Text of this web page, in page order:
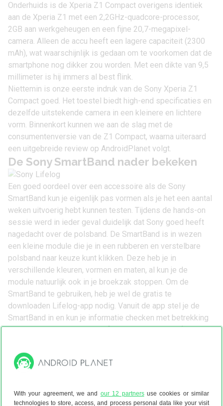
With your agreement, we and our 12 partnersuse cookies or similar
technologies to store, access, and process personal data like your visit
Onderhuids is de Xperia Z1 Compact overigens identiek
aan de Xperia Z1 met een 2,2GHz-quadcore-processor,
2GB aan werkgeheugen en een fijne 20,7-megapixel-
camera. Alleen de accu heeft een lagere capaciteit (2300
mAh), wat waarschijnlijk is gedaan om te voorkomen dat de
smartphone nog dikker zou worden. Met een dikte van 9,5
millimeter is hij immers al best flink.
Niettemin is onze eerste indruk van de Sony Xperia Z1
Compact goed. Het toestel biedt high-end specificaties en
dezelfde uitstekende camera in een kleinere en lichtere
vorm. Binnenkort kunnen we aan de slag met de
consumentenversie van de Z1 Compact, waarna uiteraard
een uitgebreide review op AndroidPlanet volgt.
De Sony SmartBand nader bekeken
Een goed oordeel over een accessoire als de Sony
SmartBand kun je eigenlijk pas vormen als je het een aantal
weken uitvoerig hebt kunnen testen. Tijdens de hands-on
sessie werd in ieder geval duidelijk dat Sony goed heeft
nagedacht over de polsband. De SmartBand is in wezen
een kleine module die je in een rubberen en verstelbare
polsband naar keuze kunt klikken. Deze heb je in
verschillende kleuren, vormen en maten, al kun je de
module natuurlijk ook in je broekzak stoppen. Om de
SmartBand te gebruiken, heb je wel de gratis te
downloaden Lifelog-app nodig. Vanuit de app stel je de
SmartBand in en kun je informatie checken met betrekking
tot je slaapritme, het aantal afgelegde kilometers (en
regelmatig beluistert. Lifelog registreert ook wanneer je in
de auto zit en waar en wanneer je foto’s hebt geschoten.
Daarnaast is het handig dat de SmartBand je desgewenst
informeert over binnenkomende mails, sms’jes en